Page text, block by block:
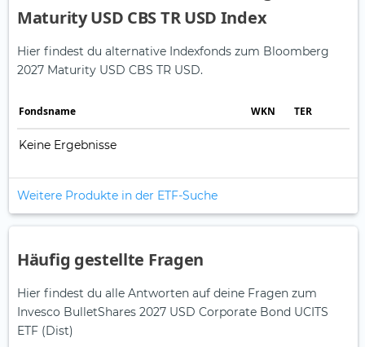
Maturity USD CBS TR USD Index
Hier findest du alternative Indexfonds zum Bloomberg
2027 Maturity USD CBS TR USD.
Fonds­name WKN TER
Keine Ergebnisse
Weitere Produkte in der ETF-Suche
Häufig gestellte Fragen
Hier findest du alle Antworten auf deine Fragen zum
Invesco BulletShares 2027 USD Corporate Bond UCITS
ETF (Dist)